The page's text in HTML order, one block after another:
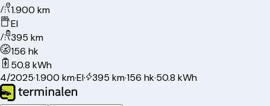
1.900 km
El
395 km
156 hk
50.8 kWh
4/2025·1.900 km·El· 395 km·156 hk·50.8 kWh